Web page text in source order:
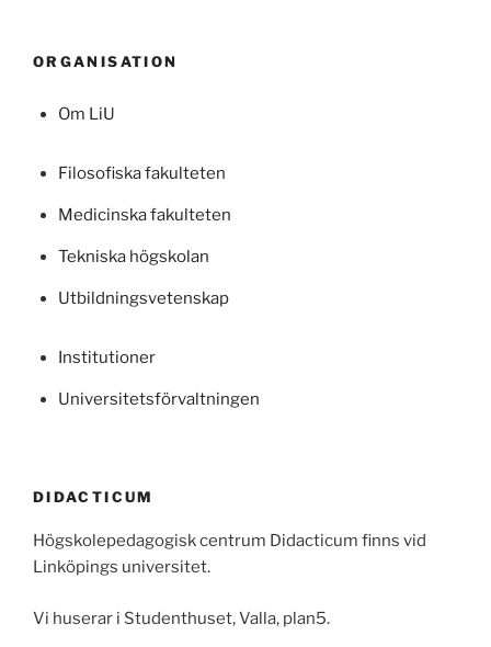
ORGANISATION
Om LiU
Filosofiska fakulteten
Medicinska fakulteten
Tekniska högskolan
Utbildningsvetenskap
Institutioner
Universitetsförvaltningen
DIDACTICUM
Högskolepedagogisk centrum Didacticum finns vid
Linköpings universitet.
Vi huserar i Studenthuset, Valla, plan5.